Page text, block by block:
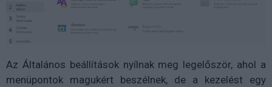
Az Általános beállítások nyílnak meg legelőször, ahol a
menüpontok magukért beszélnek, de a kezelést egy